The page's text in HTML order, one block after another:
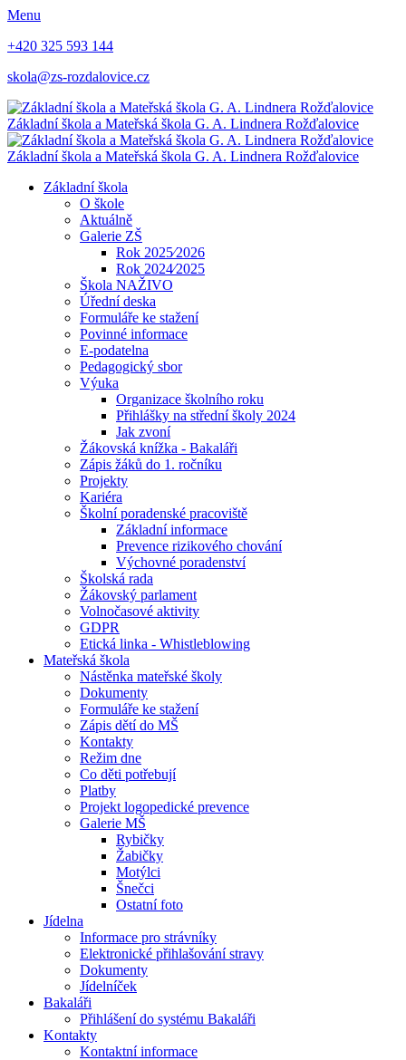
Menu
+420 325 593 144
skola@zs-rozdalovice.cz
Základní škola a Mateřská škola G. A. Lindnera Rožďalovice
Základní škola a Mateřská škola G. A. Lindnera Rožďalovice
Základní škola
O škole
Aktuálně
Galerie ZŠ
Rok 2025⁄2026
Rok 2024⁄2025
Škola NAŽIVO
Úřední deska
Formuláře ke stažení
Povinné informace
E-podatelna
Pedagogický sbor
Výuka
Organizace školního roku
Přihlášky na střední školy 2024
Jak zvoní
Žákovská knížka - Bakaláři
Zápis žáků do 1. ročníku
Projekty
Kariéra
Školní poradenské pracoviště
Základní informace
Prevence rizikového chování
Výchovné poradenství
Školská rada
Žákovský parlament
Volnočasové aktivity
GDPR
Etická linka - Whistleblowing
Mateřská škola
Nástěnka mateřské školy
Dokumenty
Formuláře ke stažení
Zápis dětí do MŠ
Kontakty
Režim dne
Co děti potřebují
Platby
Projekt logopedické prevence
Galerie MŠ
Rybičky
Žabičky
Motýlci
Šnečci
Ostatní foto
Jídelna
Informace pro strávníky
Elektronické přihlašování stravy
Dokumenty
Jídelníček
Bakaláři
Přihlášení do systému Bakaláři
Kontakty
Kontaktní informace